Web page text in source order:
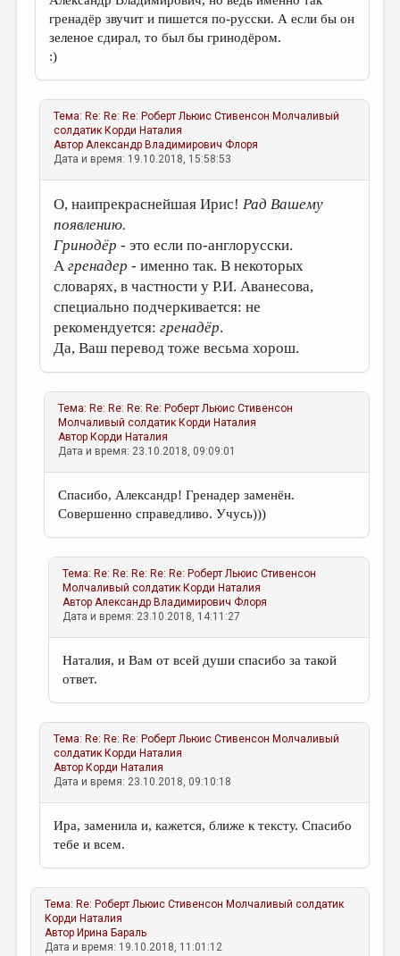
гренадёр звучит и пишется по-русски. А если бы он
зеленое сдирал, то был бы гринодёром.
:)
Тема: Re: Re: Re: Роберт Льюис Стивенсон Молчаливый
солдатик Корди Наталия
АвторАлександр Владимирович Флоря
Дата и время: 19.10.2018, 15:58:53
О, наипрекраснейшая Ирис!Рад Вашему
появлению.
Гринодёр - это если по-англорусски.
Агренадер - именно так. В некоторых
словарях, в частности у Р.И. Аванесова,
специально подчеркивается: не
рекомендуется:гренадёр.
Да, Ваш перевод тоже весьма хорош.
Тема: Re: Re: Re: Re: Роберт Льюис Стивенсон
Молчаливый солдатик Корди Наталия
Автор Корди Наталия
Дата и время: 23.10.2018, 09:09:01
Спасибо, Александр! Гренадер заменён.
Совершенно справедливо. Учусь)))
Тема: Re: Re: Re: Re: Re: Роберт Льюис Стивенсон
Молчаливый солдатик Корди Наталия
АвторАлександр Владимирович Флоря
Дата и время: 23.10.2018, 14:11:27
Наталия, и Вам от всей души спасибо за такой
ответ.
Тема: Re: Re: Re: Роберт Льюис Стивенсон Молчаливый
солдатик Корди Наталия
Автор Корди Наталия
Дата и время: 23.10.2018, 09:10:18
Ира, заменила и, кажется, ближе к тексту. Спасибо
тебе и всем.
Тема: Re: Роберт Льюис Стивенсон Молчаливый солдатик
Корди Наталия
Автор Ирина Бараль
Дата и время: 19.10.2018, 11:01:12